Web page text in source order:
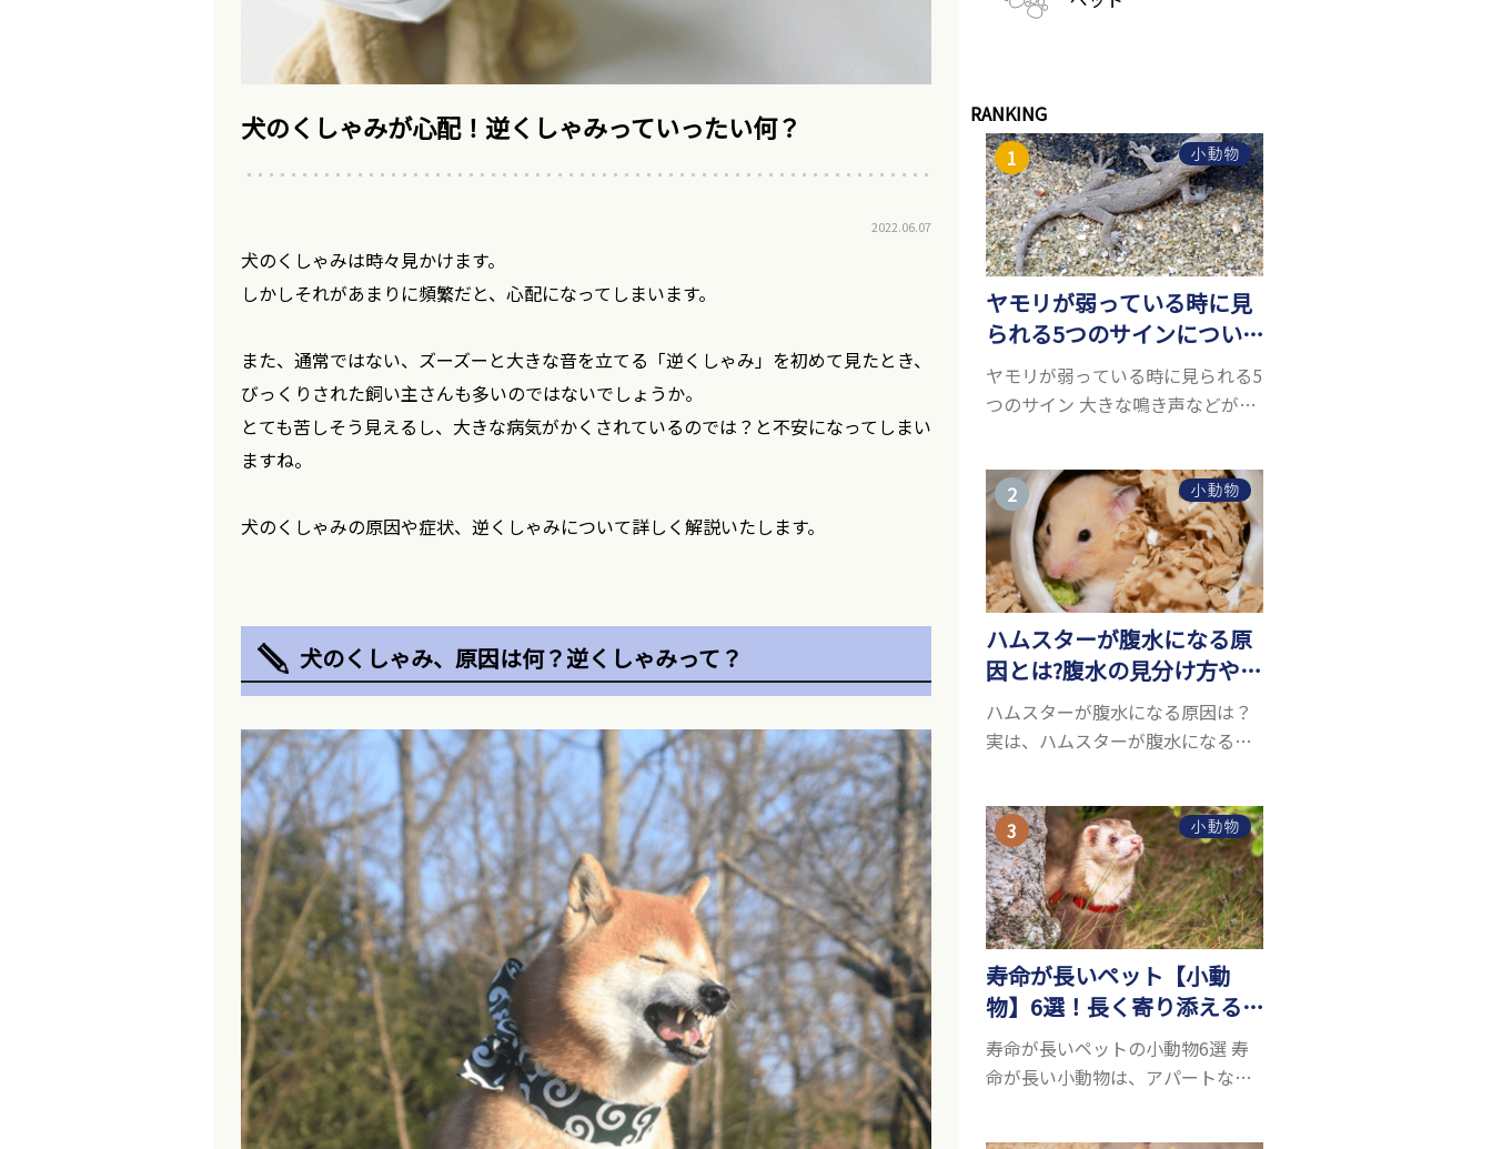
犬のくしゃみが心配！逆くしゃみっていったい何？
2022.06.07
犬のくしゃみは時々見かけます。
しかしそれがあまりに頻繁だと、心配になってしまいます。
また、通常ではない、ズーズーと大きな音を立てる「逆くしゃみ」を初めて見たとき、
びっくりされた飼い主さんも多いのではないでしょうか。
とても苦しそう見えるし、大きな病気がかくされているのでは？と不安になってしまい
ますね。
犬のくしゃみの原因や症状、逆くしゃみについて詳しく解説いたします。
犬のくしゃみ、原因は何？逆くしゃみって？
RANKING
小動物
ヤモリが弱っている時に見
られる5つのサインについ
て詳しくご紹介！
ヤモリが弱っている時に見られる5
つのサイン 大きな鳴き声などがな
して人気が高まっているヤモリを
お迎えしたいと思う人も多いので
はないでしょうか...
小動物
ハムスターが腹水になる原
因とは?腹水の見分け方や対
処方法を解説
ハムスターが腹水になる原因は？
実は、ハムスターが腹水になる原
しいため、難しい検査を気軽にす
ることができないためです。 腹水
になる理由はさま...
小動物
寿命が長いペット【小動
物】6選！長く寄り添える
小動物はいる？
寿命が長いペットの小動物6選 寿
命が長い小動物は、アパートなど